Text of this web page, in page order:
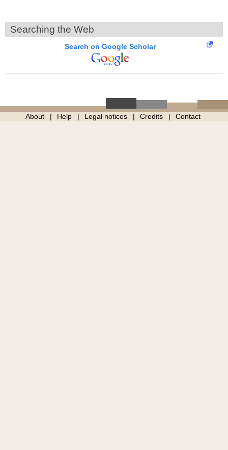
Searching the Web
Search on Google Scholar
About Help Legal notices Credits Contact